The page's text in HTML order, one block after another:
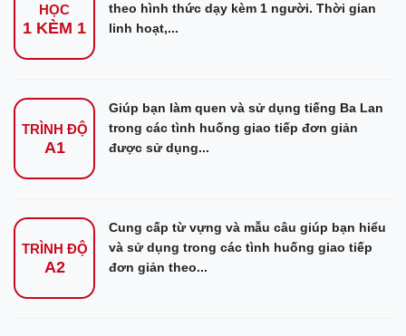
HỌC
1 KÈM 1
theo hình thức dạy kèm 1 người. Thời gian
linh hoạt,...
TRÌNH ĐỘ
A1
Giúp bạn làm quen và sử dụng tiếng Ba Lan
trong các tình huống giao tiếp đơn giản
được sử dụng...
TRÌNH ĐỘ
A2
Cung cấp từ vựng và mẫu câu giúp bạn hiểu
và sử dụng trong các tình huống giao tiếp
đơn giản theo...